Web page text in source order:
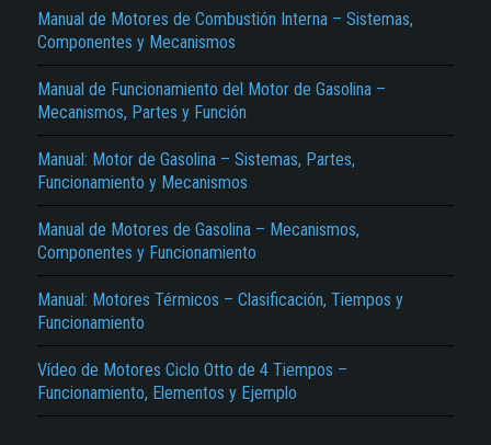
Manual de Motores de Combustión Interna – Sistemas,
Componentes y Mecanismos
Manual de Funcionamiento del Motor de Gasolina –
Mecanismos, Partes y Función
Manual: Motor de Gasolina – Sistemas, Partes,
Funcionamiento y Mecanismos
Manual de Motores de Gasolina – Mecanismos,
Componentes y Funcionamiento
Manual: Motores Térmicos – Clasificación, Tiempos y
Funcionamiento
Vídeo de Motores Ciclo Otto de 4 Tiempos –
Funcionamiento, Elementos y Ejemplo
El Título es incorrecto según el contenido.
Texto o Imagen de portada son erróneos.
Reportar otro tipo de error...